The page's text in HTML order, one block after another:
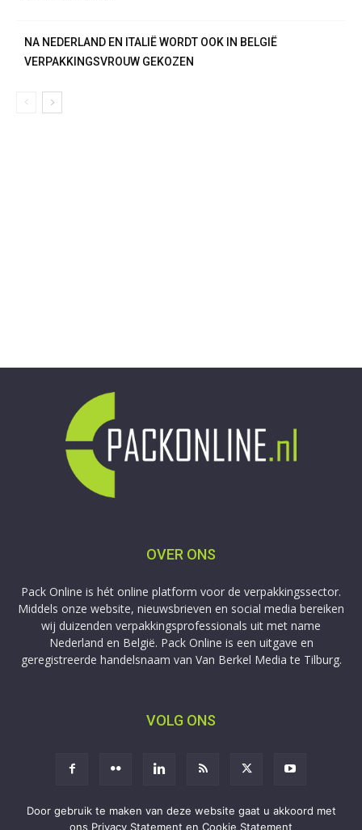
NA NEDERLAND EN ITALIË WORDT OOK IN BELGIË
VERPAKKINGSVROUW GEKOZEN
OVER ONS
Pack Online is hét online platform voor de verpakkingssector.
Middels onze website, nieuwsbrieven en social media bereiken
wij duizenden verpakkingsprofessionals uit met name
Nederland en België. Pack Online is een uitgave en
geregistreerde handelsnaam van Van Berkel Media te Tilburg.
VOLG ONS
Door gebruik te maken van deze website gaat u akkoord met
ons Privacy Statement en Cookie Statement